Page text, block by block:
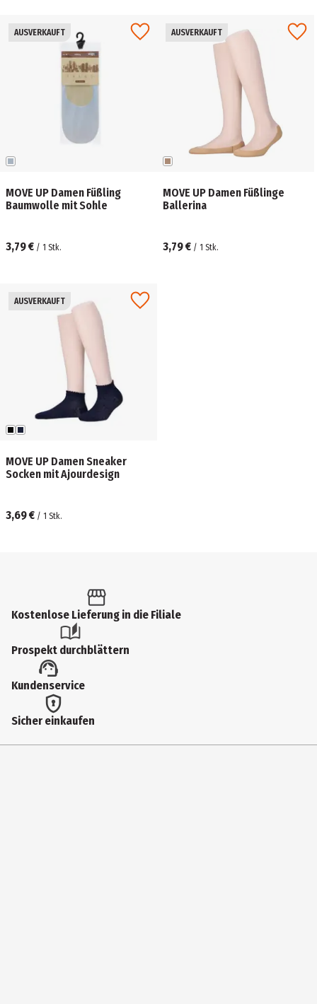
AUSVERKAUFT
MOVE UP Damen Füßling
Baumwolle mit Sohle
3,79 € / 1 Stk.
AUSVERKAUFT
MOVE UP Damen Füßlinge
Ballerina
3,79 € / 1 Stk.
AUSVERKAUFT
MOVE UP Damen Sneaker
Socken mit Ajourdesign
3,69 € / 1 Stk.
Kostenlose Lieferung in die Filiale
Prospekt durchblättern
Kundenservice
Sicher einkaufen